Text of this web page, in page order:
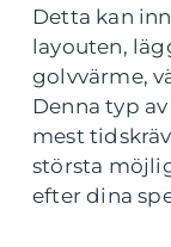
Detta kan
layouten,
golvvärme,
Denna typ
mest
största
efter dina